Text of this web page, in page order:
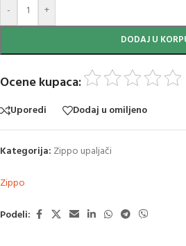
- +
DODAJ U
Ocene kupaca:
Uporedi Dodaj u omiljeno
Kategorija: Zippo upaljači
Zippo
Podeli: